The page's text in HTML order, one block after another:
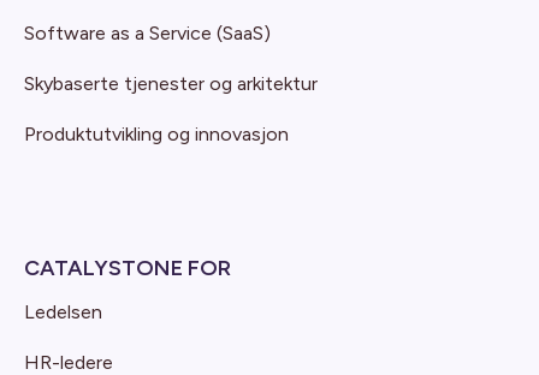
Software as a Service (SaaS)
Skybaserte tjenester og arkitektur
Produktutvikling og innovasjon
CATALYSTONE FOR
Ledelsen
HR-ledere